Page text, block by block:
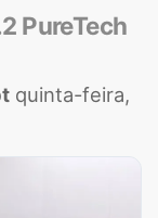
PureTech
quinta-feira,